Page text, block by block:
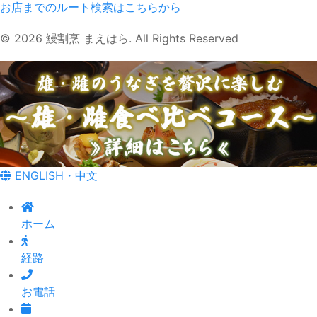
お店までのルート検索はこちらから
© 2026 鰻割烹 まえはら. All Rights Reserved
ENGLISH・中文
ホーム
経路
お電話